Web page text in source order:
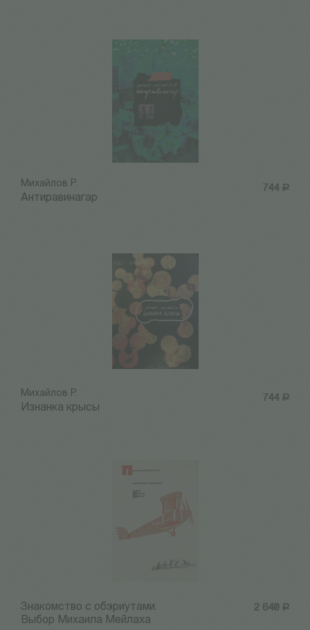
744 Р
Михайлов Р.
Антиравинагар
744 Р
Михайлов Р.
Изнанка крысы
2 640 Р
Знакомство с обэриутами.
Выбор Михаила Мейлаха